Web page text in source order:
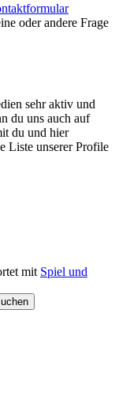
oder andere Frage
sehr aktiv und
du uns auch auf
du und hier
Liste unserer Profile
mit Spiel und